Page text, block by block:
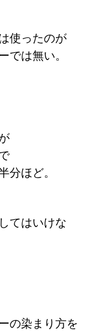
使ったのが
は無い。
ほど。
てはいけな
の染まり方を